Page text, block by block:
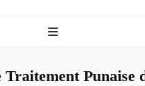
– InfoPunaise